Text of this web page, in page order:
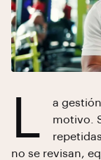
L
a
motivo.
no se revisan,